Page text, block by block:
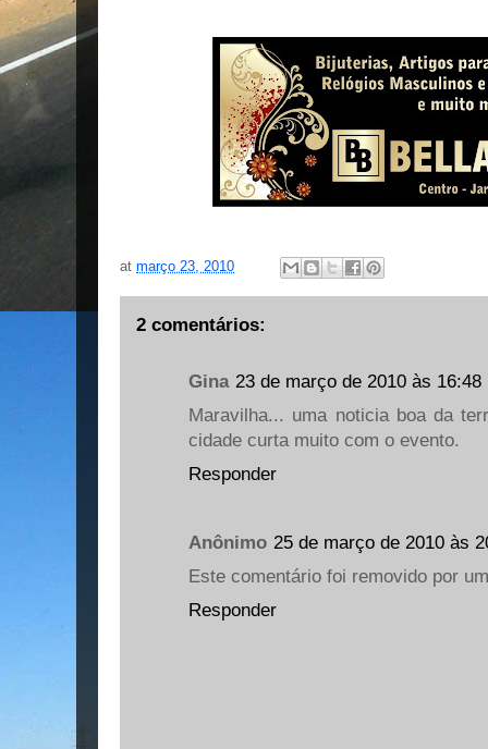
at março 23, 2010
2 comentários:
Gina 23 de março de 2010 às 16:48
Maravilha... uma noticia boa da
cidade curta muito com o evento.
Responder
Anônimo 25 de março de 2010 às
Este comentário foi removido por
Responder